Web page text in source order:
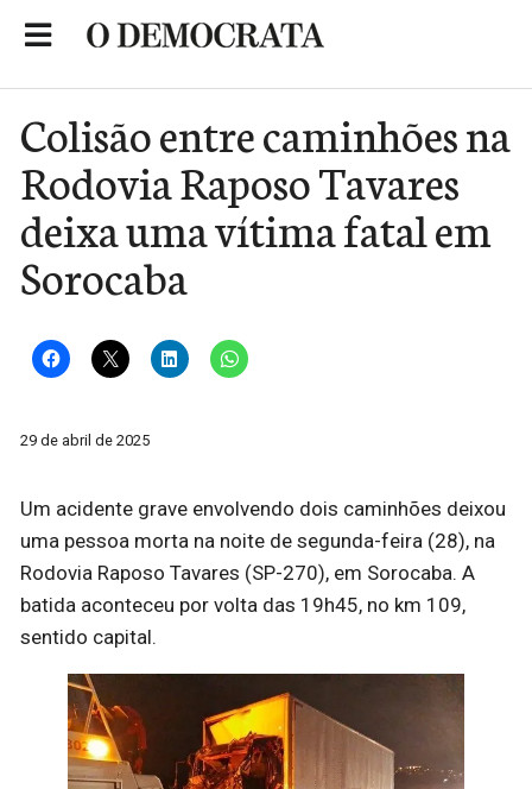
Colisão entre caminhões na
Rodovia Raposo Tavares
deixa uma vítima fatal em
Sorocaba
29 de abril de 2025
Um acidente grave envolvendo dois caminhões deixou
uma pessoa morta na noite de segunda-feira (28), na
Rodovia Raposo Tavares (SP-270), em Sorocaba. A
batida aconteceu por volta das 19h45, no km 109,
sentido capital.